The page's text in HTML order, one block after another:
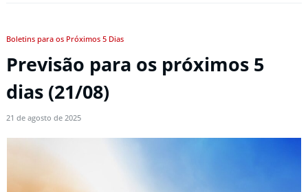
Boletins para os Próximos 5 Dias
Previsão para os próximos 5
dias (21/08)
21 de agosto de 2025